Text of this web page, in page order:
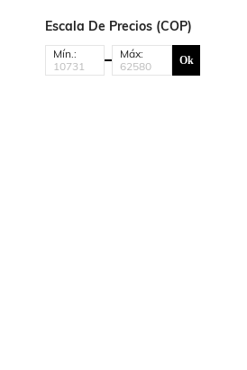
Escala De Precios (COP)
Mín.: Máx: Ok